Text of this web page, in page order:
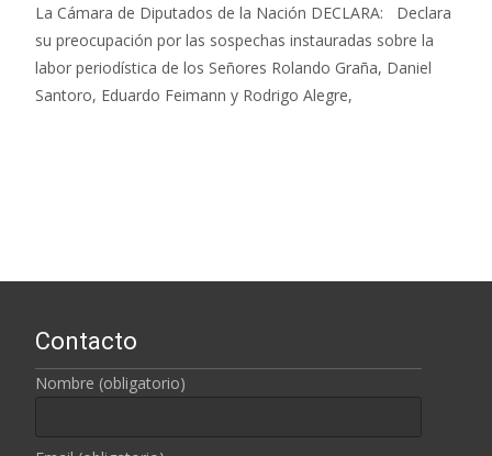
La Cámara de Diputados de la Nación DECLARA: Declara
su preocupación por las sospechas instauradas sobre la
labor periodística de los Señores Rolando Graña, Daniel
Santoro, Eduardo Feimann y Rodrigo Alegre,
Contacto
Nombre (obligatorio)